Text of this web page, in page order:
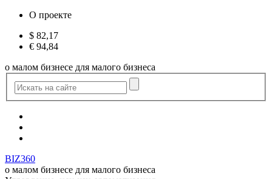
О проекте
$ 82,17
€ 94,84
о малом бизнесе для малого бизнеса
BIZ360
о малом бизнесе для малого бизнеса